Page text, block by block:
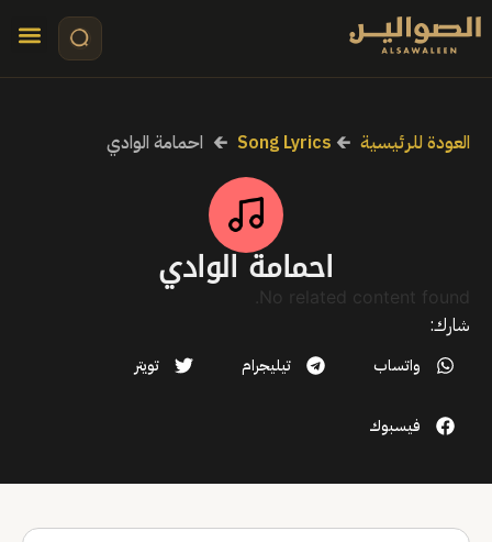
العودة للرئيسية 🡰
Song Lyrics
🡰 احمامة الوادي
احمامة الوادي
No related content found.
شارك:
واتساب تيليجرام تويتر
فيسبوك